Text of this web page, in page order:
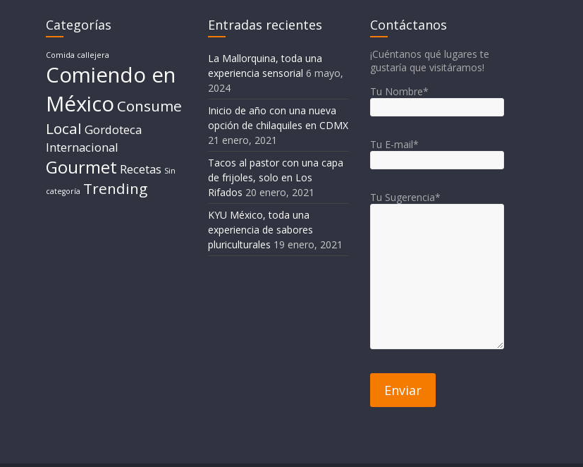
Categorías
Comida callejera
Comiendo en
México Consume
Local Gordoteca
Internacional
Gourmet Recetas Sin
categoría Trending
Entradas recientes
La Mallorquina, toda una
experiencia sensorial 6 mayo,
2024
Inicio de año con una nueva
opción de chilaquiles en CDMX
21 enero, 2021
Tacos al pastor con una capa
de frijoles, solo en Los
Rifados 20 enero, 2021
KYU México, toda una
experiencia de sabores
pluriculturales 19 enero, 2021
Contáctanos
¡Cuéntanos qué lugares te
gustaría que visitáramos!
Tu Nombre*
Tu E-mail*
Tu Sugerencia*